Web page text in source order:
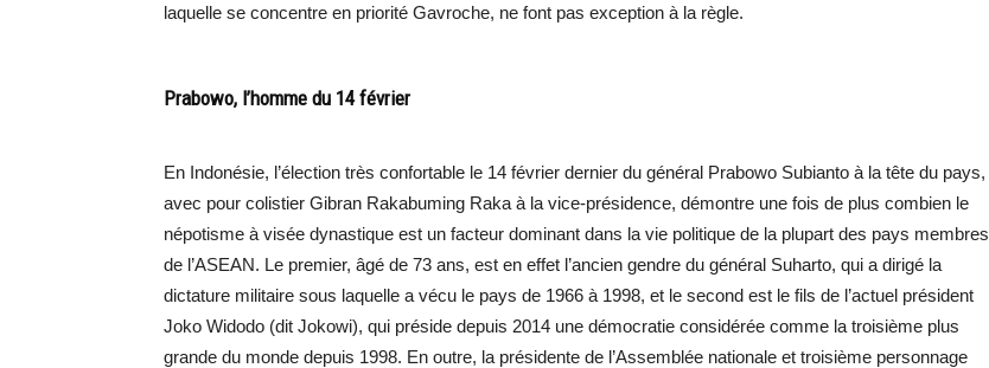
laquelle se concentre en priorité Gavroche, ne font pas exception à la règle.
Prabowo, l’homme du 14 février
En Indonésie, l’élection très confortable le 14 février dernier du général Prabowo Subianto à la tête du pays,
avec pour colistier Gibran Rakabuming Raka à la vice-présidence, démontre une fois de plus combien le
népotisme à visée dynastique est un facteur dominant dans la vie politique de la plupart des pays membres
de l’ASEAN. Le premier, âgé de 73 ans, est en effet l’ancien gendre du général Suharto, qui a dirigé la
dictature militaire sous laquelle a vécu le pays de 1966 à 1998, et le second est le fils de l’actuel président
Joko Widodo (dit Jokowi), qui préside depuis 2014 une démocratie considérée comme la troisième plus
grande du monde depuis 1998. En outre, la présidente de l’Assemblée nationale et troisième personnage